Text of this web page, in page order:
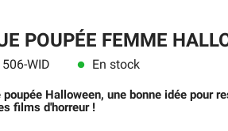
POUPÉE FEMME
WID lens En stock
poupée Halloween, une bonne idée pour
films d'horreur !